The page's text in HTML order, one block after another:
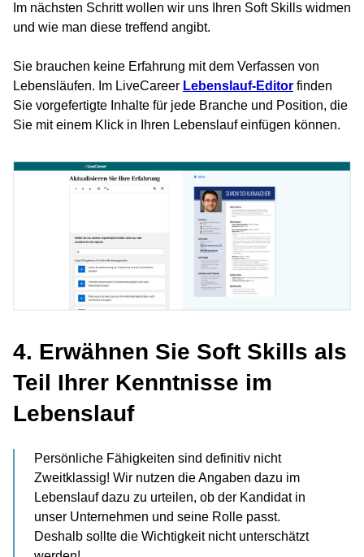
Im nächsten Schritt wollen wir uns Ihren Soft Skills widmen
und wie man diese treffend angibt.
Sie brauchen keine Erfahrung mit dem Verfassen von
Lebensläufen. Im LiveCareer Lebenslauf-Editor finden
Sie vorgefertigte Inhalte für jede Branche und Position, die
Sie mit einem Klick in Ihren Lebenslauf einfügen können.
4. Erwähnen Sie Soft Skills als
Teil Ihrer Kenntnisse im
Lebenslauf
Persönliche Fähigkeiten sind definitiv nicht
Zweitklassig! Wir nutzen die Angaben dazu im
Lebenslauf dazu zu urteilen, ob der Kandidat in
unser Unternehmen und seine Rolle passt.
Deshalb sollte die Wichtigkeit nicht unterschätzt